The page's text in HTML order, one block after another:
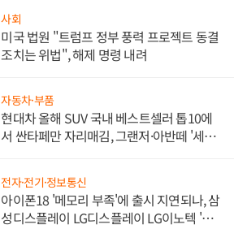
사회
미국 법원 "트럼프 정부 풍력 프로젝트 동결
조치는 위법", 해제 명령 내려
자동차·부품
현대차 올해 SUV 국내 베스트셀러 톱10에
서 싼타페만 자리매김, 그랜저·아반떼 '세단
전자·전기·정보통신
아이폰18 '메모리 부족'에 출시 지연되나, 삼
성디스플레이 LG디스플레이 LG이노텍 '탈